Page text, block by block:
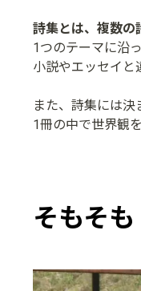
詩集とは、複数の
1つのテーマに沿
小説やエッセイと
また、詩集には決
1冊の中で世界観
そもそ